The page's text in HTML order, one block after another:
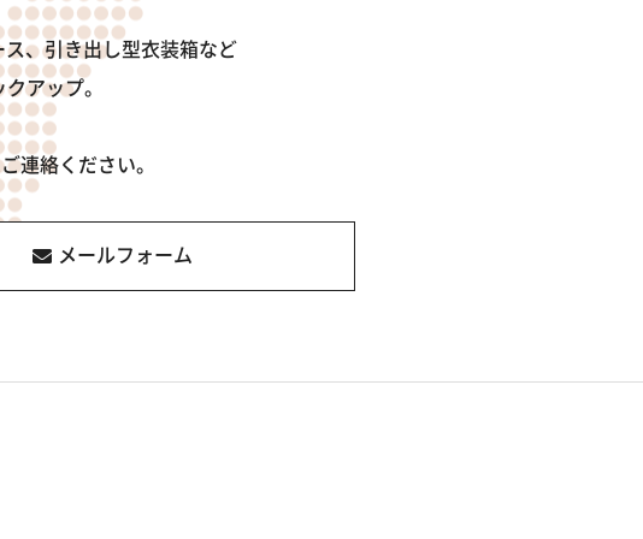
、引き出し型衣装箱など
アップ。
連絡ください。
メールフォーム